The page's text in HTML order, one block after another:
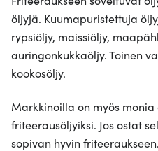
öljyjä. Kuumapuristettuja
rypsiöljy, maissiöljy,
auringonkukkaöljy. Toinen
kookosöljy.
Markkinoilla on myös
friteerausöljyiksi. Jos ostat
sopivan hyvin friteeraukseen.